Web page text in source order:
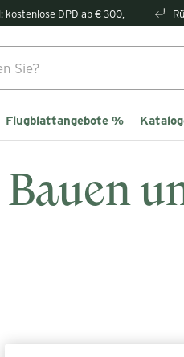
kostenlose DPD ab € 300,-
Flugblattangebote %